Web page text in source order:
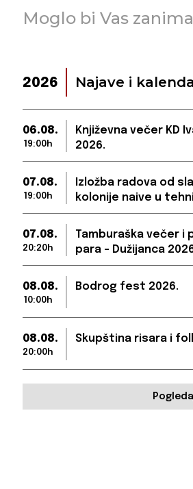
Moglo bi Vas
2026 Najave i
06.08.
19:00h
Književna večer KD
2026.
07.08.
19:00h
Izložba radova od
kolonije naive u
07.08.
20:20h
Tamburaška večer
para – Dužijanca
08.08.
10:00h
Bodrog fest 2026.
08.08.
20:00h
Skupština risara i